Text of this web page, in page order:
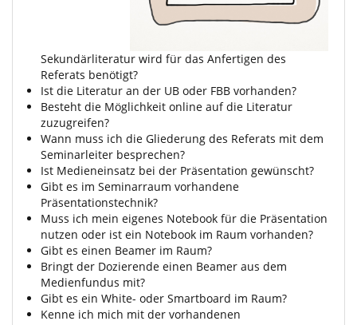
Sekundärliteratur wird für das Anfertigen des
Referats benötigt?
Ist die Literatur an der UB oder FBB vorhanden?
Besteht die Möglichkeit online auf die Literatur
zuzugreifen?
Wann muss ich die Gliederung des Referats mit dem
Seminarleiter besprechen?
Ist Medieneinsatz bei der Präsentation gewünscht?
Gibt es im Seminarraum vorhandene
Präsentationstechnik?
Muss ich mein eigenes Notebook für die Präsentation
nutzen oder ist ein Notebook im Raum vorhanden?
Gibt es einen Beamer im Raum?
Bringt der Dozierende einen Beamer aus dem
Medienfundus mit?
Gibt es ein White- oder Smartboard im Raum?
Kenne ich mich mit der vorhandenen